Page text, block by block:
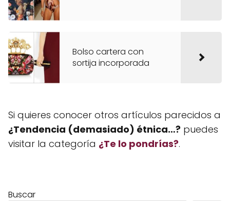
Bolso cartera con
sortija incorporada
Si quieres conocer otros artículos parecidos a
¿Tendencia (demasiado) étnica…? puedes
visitar la categoría ¿Te lo pondrías?.
Buscar